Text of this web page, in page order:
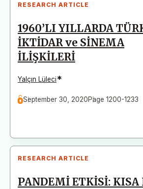
RESEARCH ARTICLE
1960’LI YILLARDA
İKTİDAR ve SİNEMA
İLİŞKİLERİ
Yalçın Lüleci*
September 30, 2020Page 1200-1233
RESEARCH ARTICLE
PANDEMİ ETKİSİ: